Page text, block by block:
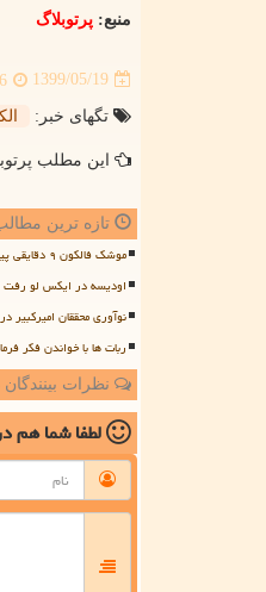
منبع: پرتوبلاگ
1399/05/19
تگهای خبر:
این مطلب
تازه ترین
موشک فالکون ۹ دقایقی پیش با ماه برخورد کرد
اودیسه در ایکس لو رفت
نوآوری محققان
ربات ها با خواندن فکر
نظرات
لطفا شما هم